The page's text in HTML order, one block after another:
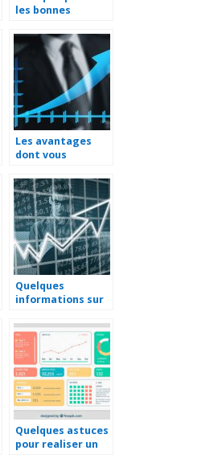
les bonnes
manutention en
entreprise ?
Les avantages
dont vous
une SASU
Quelques
informations sur
holding
Quelques astuces
pour realiser un